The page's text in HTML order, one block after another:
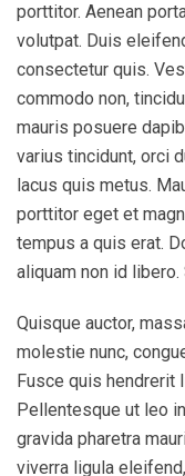
porttitor. Aenean
volutpat. Duis
consectetur quis.
commodo non,
mauris posuere
varius tincidunt, orci
lacus quis metus.
porttitor eget et
tempus a quis erat.
aliquam non id
Quisque auctor,
molestie nunc,
Fusce quis hendrerit
Pellentesque ut leo
gravida pharetra
viverra ligula